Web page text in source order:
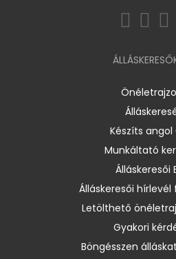
Készíts
Munkáltató
Álláskeresői
Álláskeresői hírlevél
Letölthető
Gyakori
Böngésszen